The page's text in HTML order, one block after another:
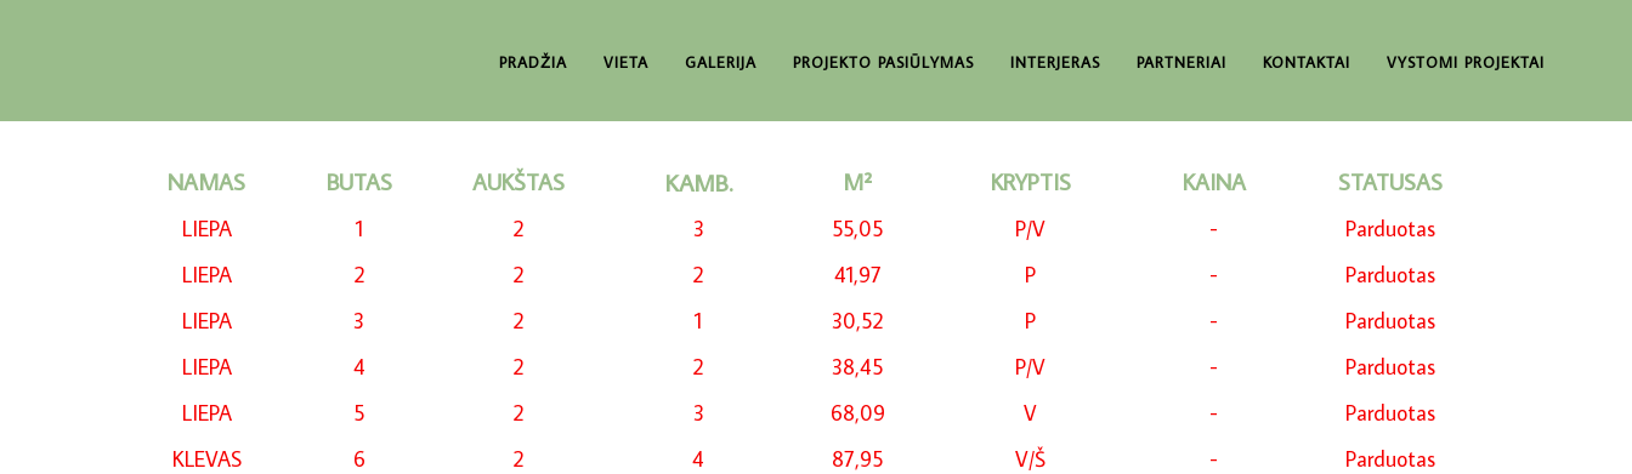
PRADŽIA VIETA GALERIJA PROJEKTO PASIŪLYMAS INTERJERAS PARTNERIAI KONTAKTAI VYSTOMI PROJEKTAI
NAMAS BUTAS AUKŠTAS KAMB. M² KRYPTIS KAINA STATUSAS
LIEPA 1 2 3 55,05 P/V -
Parduotas
LIEPA
2 2 2 41,97 P -
Parduotas
LIEPA
3 2 1 30,52 P -
Parduotas
LIEPA
4 2 2 38,45 P/V -
Parduotas
LIEPA
5 2 3 68,09 V -
Parduotas
KLEVAS
6 2 4 87,95 V/Š -
Parduotas